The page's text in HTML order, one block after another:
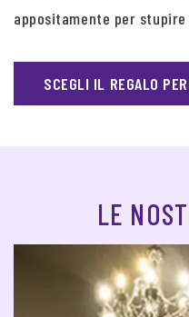
appositamente per stupire
SCEGLI IL REGALO
LE